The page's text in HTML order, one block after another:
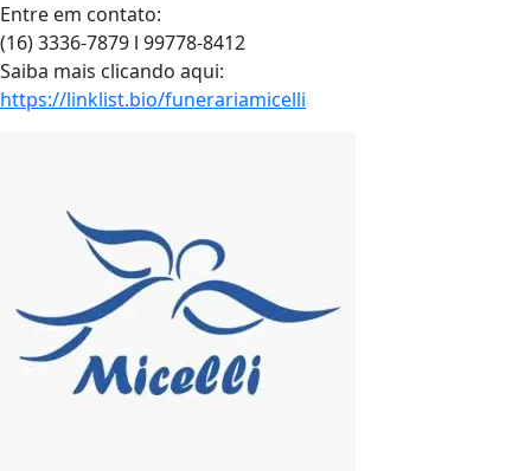
Entre em contato:
(16) 3336-7879 l 99778-8412
Saiba mais clicando aqui:
https://linklist.bio/funerariamicelli